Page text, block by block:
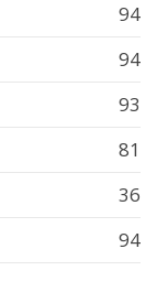
94
94
93
81
36
94